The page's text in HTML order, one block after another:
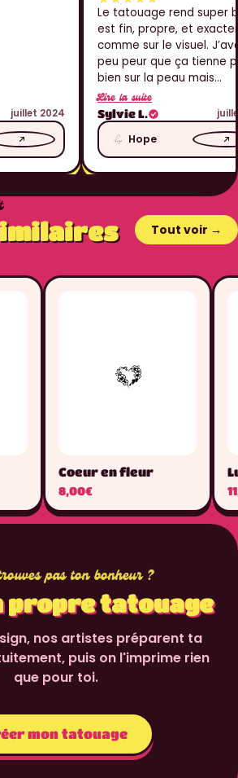
juillet 2024
Le tatouage rend super
est fin, propre, et
comme sur le visuel.
peu peur que ça tienne
bien sur la peau mais
franchement ça tient
bien. J’ai eu pas mal de
compliments aussi, donc
grave contente. Merci !
Lire la suite
Sylvie L.
Hope
Tout voir →
Coeur en fleur
8,00€
pas ton bonheur ?
propre tatouage
nos artistes préparent ta
puis on l'imprime rien
que pour toi.
mon tatouage